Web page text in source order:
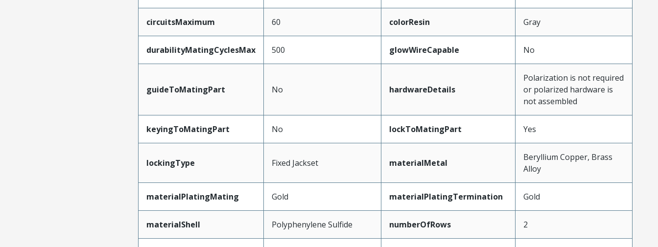
circuitsMaximum 60 colorResin Gray
durabilityMatingCyclesMax 500 glowWireCapable No
guideToMatingPart No hardwareDetails
Polarization is not required
or polarized hardware is
not assembled
keyingToMatingPart No lockToMatingPart Yes
lockingType Fixed Jackset materialMetal
Beryllium Copper, Brass
Alloy
materialPlatingMating Gold materialPlatingTermination Gold
materialShell Polyphenylene Sulfide numberOfRows 2